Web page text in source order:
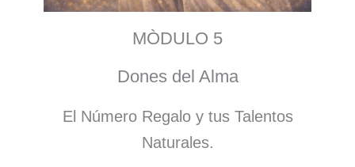
MÒDULO 5
Dones del Alma
El Número Regalo y tus Talentos
Naturales.